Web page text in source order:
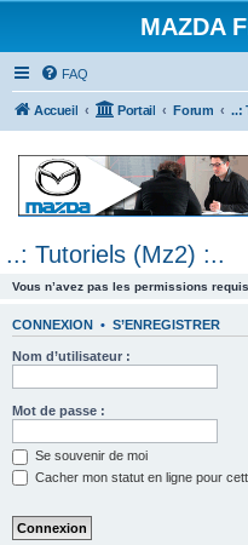
MAZDA
FAQ
Accueil Portail Forum
..: Tutoriels (Mz2) :..
Vous n’avez pas les permissions
CONNEXION • S’ENREGISTRER
Nom d’utilisateur :
Mot de passe :
Se souvenir de moi
Cacher mon statut en ligne pour